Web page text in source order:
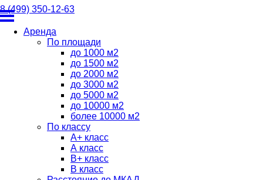
8 (499) 350-12-63
Аренда
По площади
до 1000 м2
до 1500 м2
до 2000 м2
до 3000 м2
до 5000 м2
до 10000 м2
более 10000 м2
По классу
А+ класс
А класс
B+ класс
В класс